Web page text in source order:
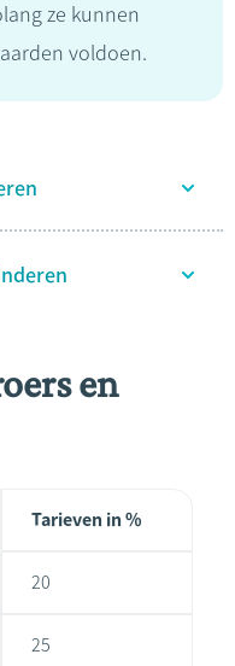
ze kunnen
voldoen.
en
Tarieven in %
20
25